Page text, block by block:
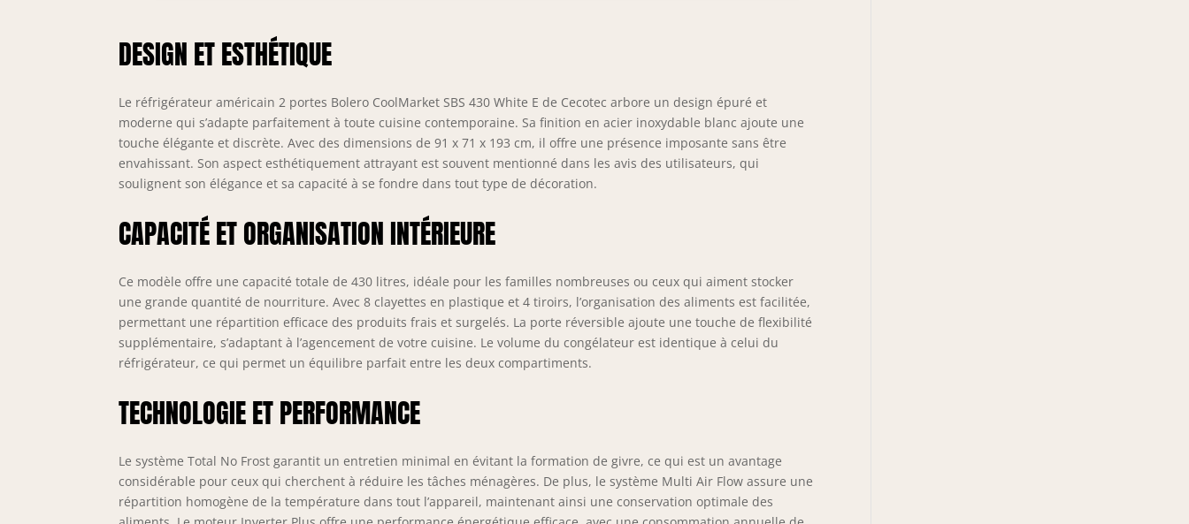
Vacances : il optimise la consommation d'énergie en cas d'absence
prolongée. La température du réfrigérateur passe à 15 degrés et
celle du congélateur à -18 degrés. Mode Eco : optimisez votre
consommation d'énergie et économisez ainsi sur votre facture
énergétique. Door Display : sélectionnez les degrés idéaux
facilement et intuitivement sans avoir à ouvrir la porte. Alarme de la
porte qui vous avertit lorsque le réfrigérateur est ouvert depuis un
certain temps et commence à perdre de la température.
DESIGN ET ESTHÉTIQUE
Le réfrigérateur américain 2 portes Bolero CoolMarket SBS 430 White E de Cecotec arbore un design épuré et
moderne qui s’adapte parfaitement à toute cuisine contemporaine. Sa finition en acier inoxydable blanc ajoute une
touche élégante et discrète. Avec des dimensions de 91 x 71 x 193 cm, il offre une présence imposante sans être
envahissant. Son aspect esthétiquement attrayant est souvent mentionné dans les avis des utilisateurs, qui
soulignent son élégance et sa capacité à se fondre dans tout type de décoration.
CAPACITÉ ET ORGANISATION INTÉRIEURE
Ce modèle offre une capacité totale de 430 litres, idéale pour les familles nombreuses ou ceux qui aiment stocker
une grande quantité de nourriture. Avec 8 clayettes en plastique et 4 tiroirs, l’organisation des aliments est facilitée,
permettant une répartition efficace des produits frais et surgelés. La porte réversible ajoute une touche de flexibilité
supplémentaire, s’adaptant à l’agencement de votre cuisine. Le volume du congélateur est identique à celui du
réfrigérateur, ce qui permet un équilibre parfait entre les deux compartiments.
TECHNOLOGIE ET PERFORMANCE
Le système Total No Frost garantit un entretien minimal en évitant la formation de givre, ce qui est un avantage
considérable pour ceux qui cherchent à réduire les tâches ménagères. De plus, le système Multi Air Flow assure une
répartition homogène de la température dans tout l’appareil, maintenant ainsi une conservation optimale des